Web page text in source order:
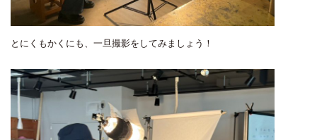
とにくもかくにも、一旦撮影をしてみましょう！